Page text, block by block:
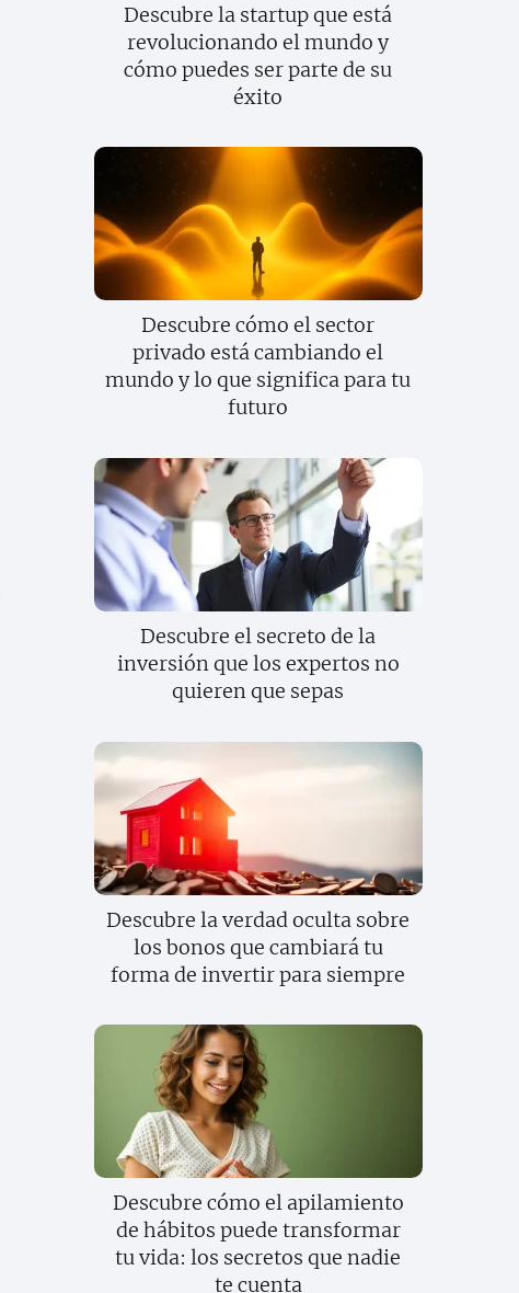
Descubre la startup que está
revolucionando el mundo y
cómo puedes ser parte de su
éxito
Descubre cómo el sector
privado está cambiando el
mundo y lo que significa para tu
futuro
Descubre el secreto de la
inversión que los expertos no
quieren que sepas
Descubre la verdad oculta sobre
los bonos que cambiará tu
forma de invertir para siempre
Descubre cómo el apilamiento
de hábitos puede transformar
tu vida: los secretos que nadie
te cuenta